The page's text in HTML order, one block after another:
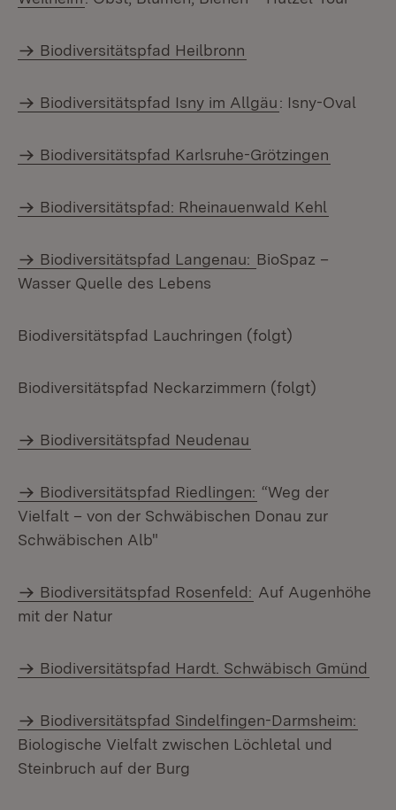
Biodiversitätspfad Heilbronn
Biodiversitätspfad Isny im Allgäu: Isny-Oval
Biodiversitätspfad Karlsruhe-Grötzingen
Biodiversitätspfad: Rheinauenwald Kehl
Biodiversitätspfad Langenau: BioSpaz –
Wasser Quelle des Lebens
Biodiversitätspfad Lauchringen (folgt)
Biodiversitätspfad Neckarzimmern (folgt)
Biodiversitätspfad Neudenau
Biodiversitätspfad Riedlingen: “Weg der
Vielfalt – von der Schwäbischen Donau zur
Schwäbischen Alb"
Biodiversitätspfad Rosenfeld: Auf Augenhöhe
mit der Natur
Biodiversitätspfad Hardt. Schwäbisch Gmünd
Biodiversitätspfad Sindelfingen-Darmsheim:
Biologische Vielfalt zwischen Löchletal und
Steinbruch auf der Burg